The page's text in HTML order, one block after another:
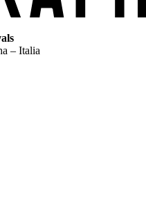
– Italia